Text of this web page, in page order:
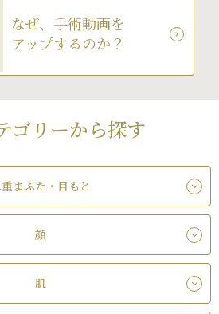
なぜ、手術動画を
アップするのか？
ゴリーから探す
まぶた・目もと
顔
肌